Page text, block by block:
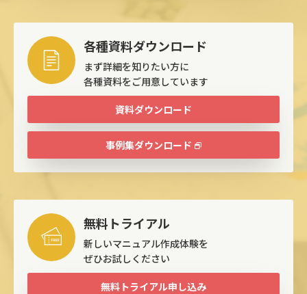
各種資料ダウンロード
まず詳細を知りたい方に
各種資料をご用意しています
資料ダウンロード
事例集ダウンロード
無料トライアル
新しいマニュアル作成体験を
ぜひお試しください
無料トライアル申し込み